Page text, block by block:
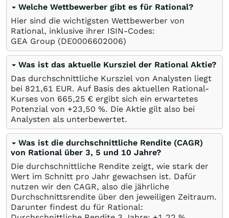
Welche Wettbewerber gibt es für Rational?
Hier sind die wichtigsten Wettbewerber von
Rational, inklusive ihrer ISIN-Codes:
GEA Group (DE0006602006)
Was ist das aktuelle Kursziel der Rational Aktie?
Das durchschnittliche Kursziel von Analysten liegt
bei 821,61 EUR. Auf Basis des aktuellen Rational-
Kurses von 665,25 € ergibt sich ein erwartetes
Potenzial von +23,50 %. Die Aktie gilt also bei
Analysten als unterbewertet.
Was ist die durchschnittliche Rendite (CAGR)
von Rational über 3, 5 und 10 Jahre?
Die durchschnittliche Rendite zeigt, wie stark der
Wert im Schnitt pro Jahr gewachsen ist. Dafür
nutzen wir den CAGR, also die jährliche
Durchschnittsrendite über den jeweiligen Zeitraum.
Darunter findest du für Rational: